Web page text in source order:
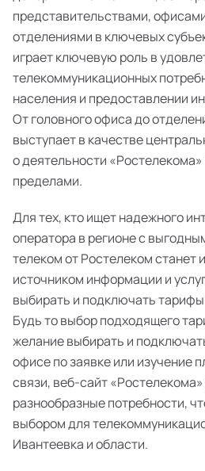
представительствами,
отделениями в ключевых
играет ключевую роль в
телекоммуникационных
населения и предоставлении
От головного офиса до
выступает в качестве
о деятельности
пределами.
Для тех, кто ищет надежного
оператора в регионе с
телеком от Ростелеком
источником информации и
выбирать и подключать тарифы
Будь то выбор подходящего
желание выбирать и
офисе по заявке или изучение
связи, веб-сайт
разнообразные потребности,
выбором для
Ивантеевка и области.